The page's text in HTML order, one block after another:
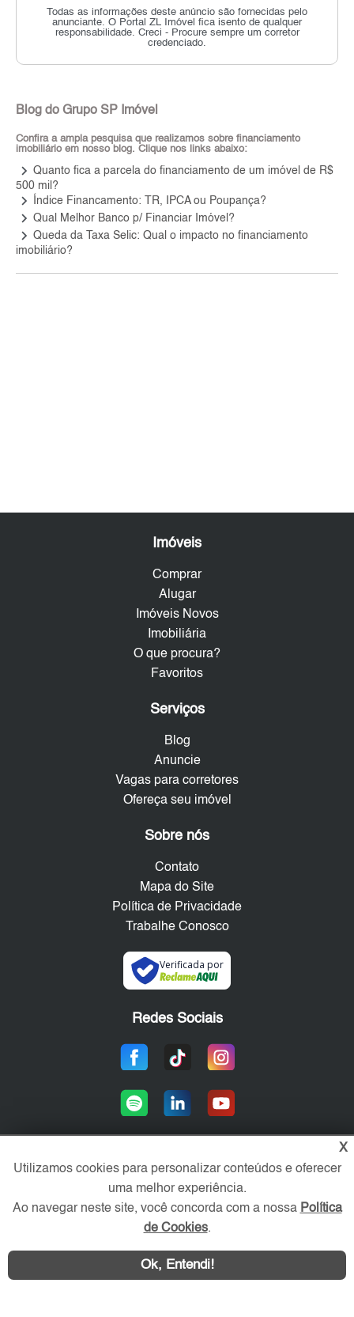
Todas as informações deste anúncio são fornecidas pelo
anunciante. O Portal ZL Imóvel fica isento de qualquer
responsabilidade. Creci - Procure sempre um corretor
credenciado.
Blog do Grupo SP Imóvel
Confira a ampla pesquisa que realizamos sobre financiamento
imobiliário em nosso blog. Clique nos links abaixo:
keyboard_arrow_right Quanto fica a parcela do financiamento de um imóvel de R$
500 mil?
keyboard_arrow_right Índice Financamento: TR, IPCA ou Poupança?
keyboard_arrow_right Qual Melhor Banco p/ Financiar Imóvel?
keyboard_arrow_right Queda da Taxa Selic: Qual o impacto no financiamento
imobiliário?
WhatsApp Contatar
Imóveis
Comprar
Alugar
Imóveis Novos
Imobiliária
O que procura?
Favoritos
Serviços
Blog
Anuncie
Vagas para corretores
Ofereça seu imóvel
Sobre nós
Contato
Mapa do Site
Política de Privacidade
Trabalhe Conosco
Verificada por
Redes Sociais
Área exclusiva aos anunciantes,
acesse sua conta:
X
Utilizamos cookies para personalizar conteúdos e oferecer
uma melhor experiência.
Ao navegar neste site, você concorda com a nossa Política
de Cookies.
Ok, Entendi!